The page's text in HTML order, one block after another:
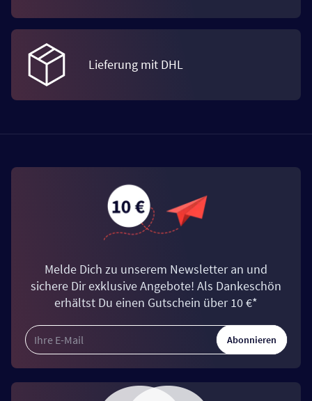
Lieferung mit DHL
Melde Dich zu unserem Newsletter an und
sichere Dir exklusive Angebote! Als Dankeschön
erhältst Du einen Gutschein über 10 €*
Abonnieren